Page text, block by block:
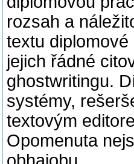
rozsah a
textu
jejich řádné
ghostwritingu.
systémy,
textovým
Opomenuta